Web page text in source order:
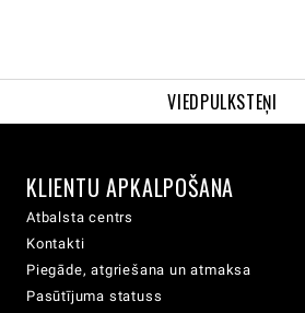
VIEDPULKSTEŅI
KLIENTU APKALPOŠANA
Atbalsta centrs
Kontakti
Piegāde, atgriešana un atmaksa
Pasūtījuma statuss